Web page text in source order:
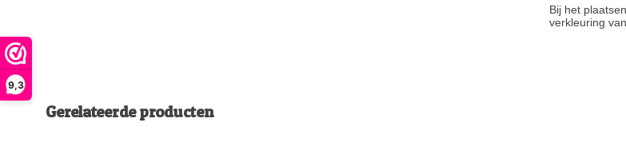
9,3
Bij het
verkleuring
Gerelateerde producten